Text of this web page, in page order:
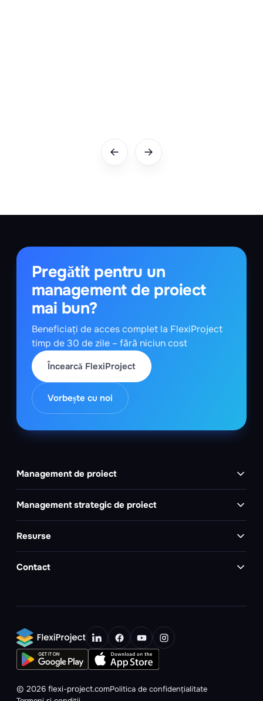
Pregătit pentru un
management de proiect
mai bun?
Beneficiați de acces complet la FlexiProject
timp de 30 de zile – fără niciun cost
Încearcă FlexiProject
Vorbește cu noi
Management de proiect
Management strategic de proiect
Resurse
Contact
© 2026 flexi-project.comPolitica de confidențialitate